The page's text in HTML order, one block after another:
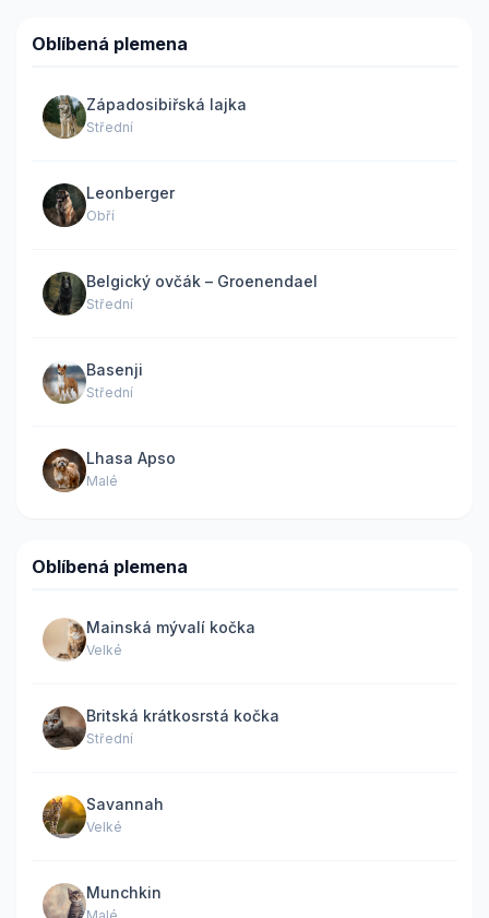
Oblíbená plemena
Západosibiřská lajka
Střední
Leonberger
Obří
Belgický ovčák – Groenendael
Střední
Basenji
Střední
Lhasa Apso
Malé
Oblíbená plemena
Mainská mývalí kočka
Velké
Britská krátkosrstá kočka
Střední
Savannah
Velké
Munchkin